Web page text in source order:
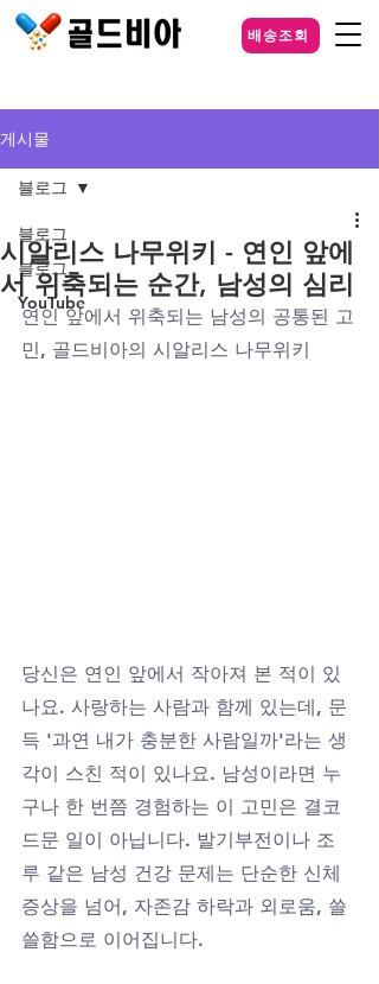
배송조회
게시물
블로그
블로그
YouTube
블로그
시알리스 나무위키 - 연인 앞에
서 위축되는 순간, 남성의 심리
연인 앞에서 위축되는 남성의 공통된 고
민, 골드비아의 시알리스 나무위키
당신은 연인 앞에서 작아져 본 적이 있
나요. 사랑하는 사람과 함께 있는데, 문
득 '과연 내가 충분한 사람일까'라는 생
각이 스친 적이 있나요. 남성이라면 누
구나 한 번쯤 경험하는 이 고민은 결코
드문 일이 아닙니다. 발기부전이나 조
루 같은 남성 건강 문제는 단순한 신체
증상을 넘어, 자존감 하락과 외로움, 쓸
쓸함으로 이어집니다.